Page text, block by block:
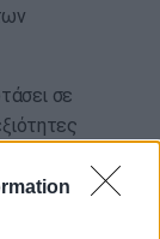
σε
να